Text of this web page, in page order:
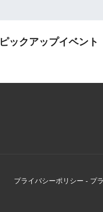
ピックアップイベント
プライバシーポリシー - プ